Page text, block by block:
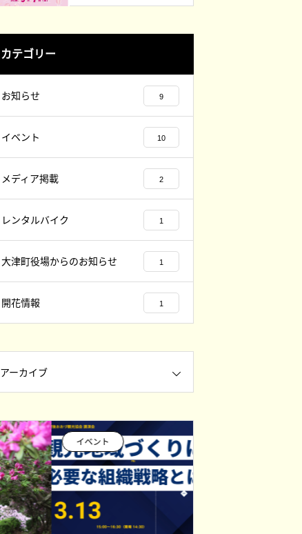
カテゴリー
お知らせ 9
イベント 10
メディア掲載 2
レンタルバイク 1
大津町役場からのお知らせ 1
開花情報 1
アーカイブ
イベント